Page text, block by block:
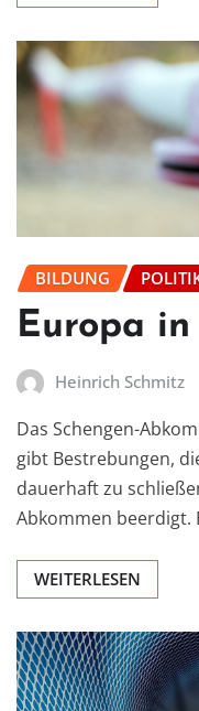
BILDUNG
Europa
Heinrich Schmitz
Das Schengen-
gibt Bestrebungen,
dauerhaft zu
Abkommen beerdigt.
WEITERLESEN